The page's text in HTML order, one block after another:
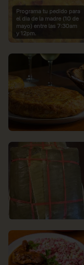
Programa tu pedido para
el dia de la madre (10 de
mayo) entre las 7:30am
y 12pm.